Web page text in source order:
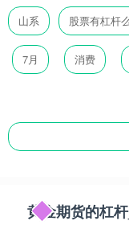
山系 股票有杠杆
7月 消费
黄金期货的杠